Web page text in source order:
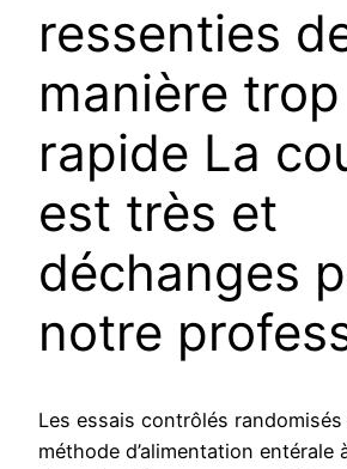
ressenties
manière trop
rapide La
est très et
déchanges
notre
Les essais contrôlés
méthode d’alimentation entérale